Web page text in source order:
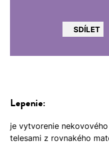
SDÍLET
Lepenie:
je vytvorenie
telesami z rovnakého